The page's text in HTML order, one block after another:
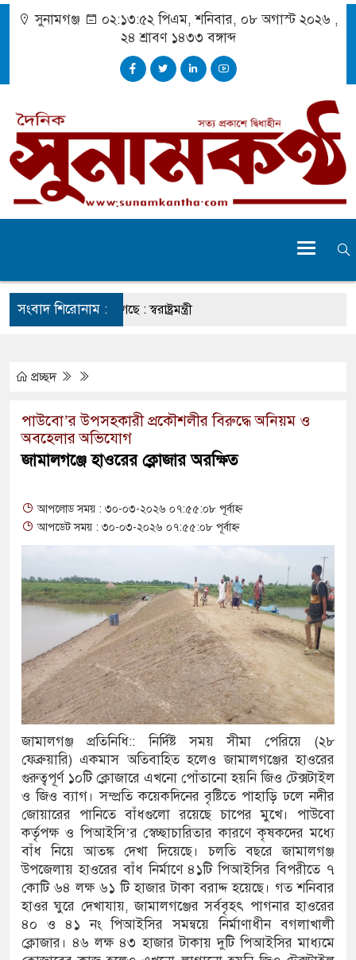
সুনামগঞ্জ ০২:১৩:৫২ পিএম, শনিবার, ০৮ অগাস্ট ২০২৬ ,
২৪ শ্রাবণ ১৪৩৩ বঙ্গাব্দ
সংবাদ শিরোনাম :
চেহারা কি দেখা গেছে : স্বরাষ্ট্রমন্ত্রী
ভবনে পাঠদান
দিরাই-শাল্লার উন্নয়ন করতে চাই : এমপি
আহতদের চিকিৎসা নিশ্চিতের নির্দেশ
দিবস পালিত
যেন ময়লার ভাগাড়
অব্যাহত : অস্তিত্ব সংকটে বাউসা-কেশবপুর গ্রাম
নিয়ে চলাচল
অনিশ্চয়তায় হাওরের শত শত শিক্ষার্থীর
মাধ্যমিকেই
রফিকুল ইসলামের প্রতিপক্ষের সব অভিযোগ
দিবস
সংকট চুলা জ্বলে না, পাম্পে দীর্ঘ লাইন
নিয়েছে দালাল চক্র
সম্প্রসারিত প্রশাসনিক ভবনের উদ্বোধন
প্রচ্ছদ
পাউবো’র উপসহকারী প্রকৌশলীর বিরুদ্ধে অনিয়ম ও
অবহেলার অভিযোগ
জামালগঞ্জে হাওরের ক্লোজার অরক্ষিত
আপলোড সময় : ৩০-০৩-২০২৬ ০৭:৫৫:০৮ পূর্বাহ্ন
আপডেট সময় : ৩০-০৩-২০২৬ ০৭:৫৫:০৮ পূর্বাহ্ন
জামালগঞ্জ প্রতিনিধি:: নির্দিষ্ট সময় সীমা পেরিয়ে (২৮
ফেব্রুয়ারি) একমাস অতিবাহিত হলেও জামালগঞ্জের হাওরের
গুরুত্বপূর্ণ ১০টি ক্লোজারে এখনো পোঁতানো হয়নি জিও টেক্সটাইল
ও জিও ব্যাগ। সম্প্রতি কয়েকদিনের বৃষ্টিতে পাহাড়ি ঢলে নদীর
জোয়ারের পানিতে বাঁধগুলো রয়েছে চাপের মুখে। পাউবো
কর্তৃপক্ষ ও পিআইসি’র স্বেচ্ছাচারিতার কারণে কৃষকদের মধ্যে
বাঁধ নিয়ে আতঙ্ক দেখা দিয়েছে। চলতি বছরে জামালগঞ্জ
উপজেলায় হাওরের বাঁধ নির্মাণে ৪১টি পিআইসির বিপরীতে ৭
কোটি ৬৪ লক্ষ ৬১ টি হাজার টাকা বরাদ্দ হয়েছে। গত শনিবার
হাওর ঘুরে দেখাযায়, জামালগঞ্জের সর্ববৃহৎ পাগনার হাওরের
৪০ ও ৪১ নং পিআইসির সমন্বয়ে নির্মাণাধীন বগলাখালী
ক্লোজার। ৪৬ লক্ষ ৪৩ হাজার টাকায় দুটি পিআইসির মাধ্যমে